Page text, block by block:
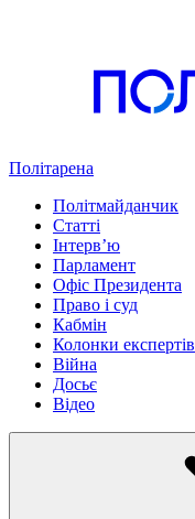
Політарена
Політмайданчик
Статті
Інтервʼю
Парламент
Офіс Президента
Право і суд
Кабмін
Колонки експертів
Війна
Досьє
Відео